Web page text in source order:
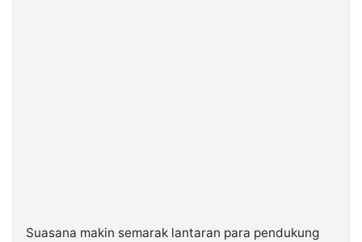
Suasana makin semarak lantaran para pendukung